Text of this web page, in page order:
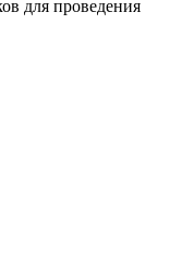
для проведения